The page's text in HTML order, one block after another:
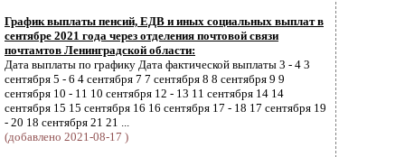
График выплаты пенсий, ЕДВ и иных социальных выплат в
сентябре 2021 года через отделения почтовой связи
почтамтов Ленинградской области:
Дата выплаты по графику Дата фактической выплаты 3 - 4 3
сентября 5 - 6 4 сентября 7 7 сентября 8 8 сентября 9 9
сентября 10 - 11 10 сентября 12 - 13 11 сентября 14 14
сентября 15 15 сентября 16 16 сентября 17 - 18 17 сентября 19
- 20 18 сентября 21 21 ...
(добавлено 2021-08-17 )